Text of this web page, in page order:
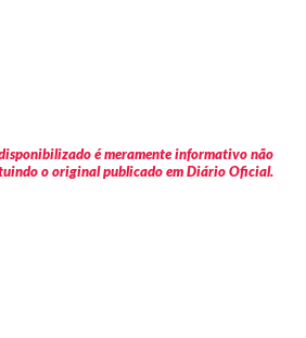
é meramente informativo não
o original publicado em Diário Oficial.